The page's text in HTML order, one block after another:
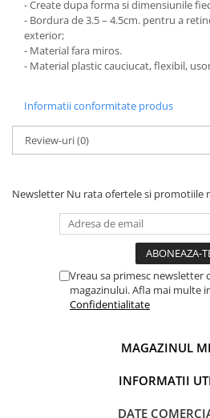
PARASOLARE
PAUL WALKER STICKER
PENTRU FETE
SETURI STICKERE
STICKERE CAPAC REZERVOR
STICKERE CU ANIMALE
STICKERE GEAM MIC
STICKERE JDM
STICKERE PENTRU CAPOTA
STICKERE PENTRU LATERALE
STICKERE PERSONALIZATE
STICKERE UTILAJE AGRICOLE
VANATOARE - PESCUIT
- Create dupa forma si dimensiunile
- Bordura de 3.5 – 4.5cm. pentru a
exterior;
- Material fara miros.
- Material plastic cauciucat, flexibil,
Informatii conformitate produs
Review-uri(0)
Newsletter Nu rata ofertele si promotiile
Vreau sa primesc newsletter
magazinului. Afla mai multe
Confidentialitate
MAGAZINUL
INFORMATII
DATE